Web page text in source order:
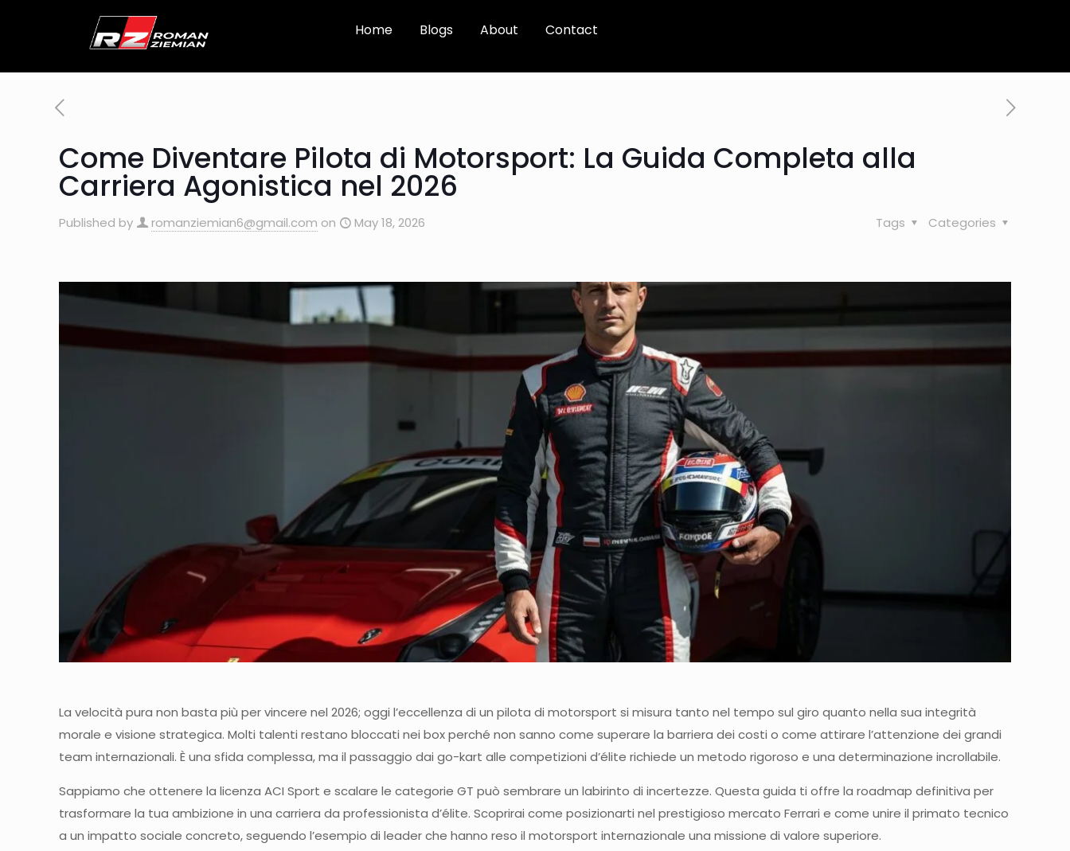
Home Blogs About Contact
Come Diventare Pilota di Motorsport: La Guida Completa alla
Carriera Agonistica nel 2026
Published by romanziemian6@gmail.com on May 18, 2026 Categories
Tags
La velocità pura non basta più per vincere nel 2026; oggi l’eccellenza di un pilota di motorsport si misura tanto nel tempo sul giro quanto nella sua integrità
morale e visione strategica. Molti talenti restano bloccati nei box perché non sanno come superare la barriera dei costi o come attirare l’attenzione dei grandi
team internazionali. È una sfida complessa, ma il passaggio dai go-kart alle competizioni d’élite richiede un metodo rigoroso e una determinazione incrollabile.
Sappiamo che ottenere la licenza ACI Sport e scalare le categorie GT può sembrare un labirinto di incertezze. Questa guida ti offre la roadmap definitiva per
trasformare la tua ambizione in una carriera da professionista d’élite. Scoprirai come posizionarti nel prestigioso mercato Ferrari e come unire il primato tecnico
a un impatto sociale concreto, seguendo l’esempio di leader che hanno reso il motorsport internazionale una missione di valore superiore.